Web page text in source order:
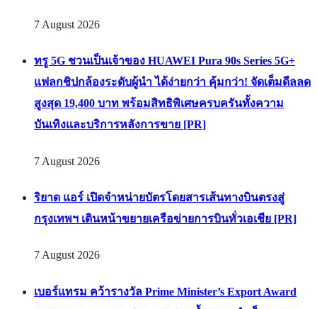
7 August 2026
ทรู 5G ชวนเป็นเจ้าของ HUAWEI Pura 90s Series 5G+
แฟลกชิปกล้องระดับผู้นำ ได้ง่ายกว่า คุ้มกว่า! จัดเต็มดีลลด
สูงสุด 19,400 บาท พร้อมสิทธิพิเศษครบครันทั้งความ
บันเทิงและบริการหลังการขาย [PR]
7 August 2026
ริยาด แอร์ เปิดจำหน่ายบัตรโดยสารเส้นทางบินตรงสู่
กรุงเทพฯ เดินหน้าขยายเครือข่ายการบินทั่วเอเชีย [PR]
7 August 2026
เบอร์แทรม คว้ารางวัล Prime Minister’s Export Award